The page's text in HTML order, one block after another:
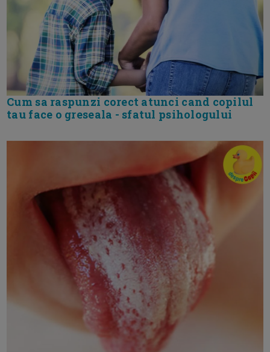
Cum sa raspunzi corect atunci cand copilul
tau face o greseala - sfatul psihologului